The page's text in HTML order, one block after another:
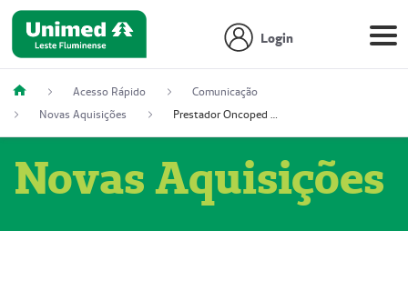
Login
Acesso Rápido
Comunicação
Novas Aquisições
Prestador Oncoped Serviços Médicos (51004335-0)
Novas Aquisições